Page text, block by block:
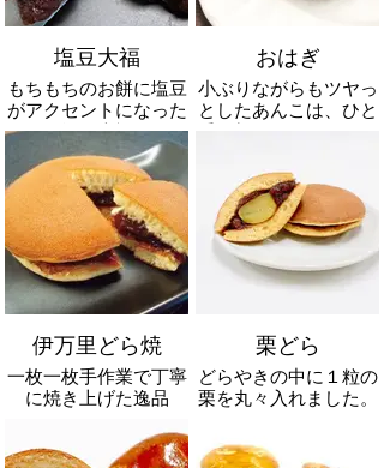
塩豆大福
もちもちのお餅に塩豆
がアクセントになった
塩豆大福
おはぎ
小ぶりながらもツヤっ
としたあんこは、ひと
手間加えているので、
人気商品です。
伊万里どら焼
一枚一枚手作業で丁寧
に焼き上げた逸品
栗どら
どらやきの中に１粒の
栗を丸々入れました。